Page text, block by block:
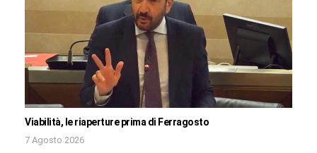
Viabilità, le riaperture prima di Ferragosto
7 Agosto 2026